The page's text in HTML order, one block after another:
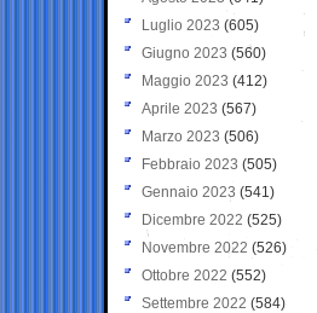
Luglio 2023 (605)
Giugno 2023 (560)
Maggio 2023 (412)
Aprile 2023 (567)
Marzo 2023 (506)
Febbraio 2023 (505)
Gennaio 2023 (541)
Dicembre 2022 (525)
Novembre 2022 (526)
Ottobre 2022 (552)
Settembre 2022 (584)